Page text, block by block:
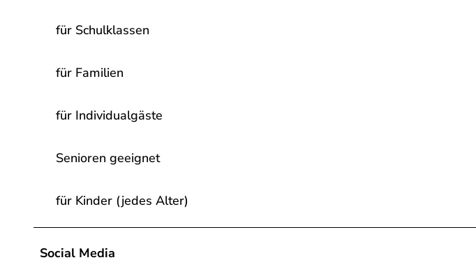
für Schulklassen
für Familien
für Individualgäste
Senioren geeignet
für Kinder (jedes Alter)
Social Media